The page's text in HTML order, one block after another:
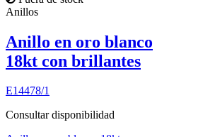
Anillos
Anillo en oro blanco
18kt con brillantes
E14478/1
Consultar disponibilidad